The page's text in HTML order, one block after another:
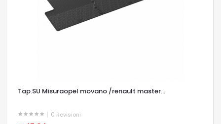
Tap.SU Misuraopel movano /renault master...
0 Revisioni